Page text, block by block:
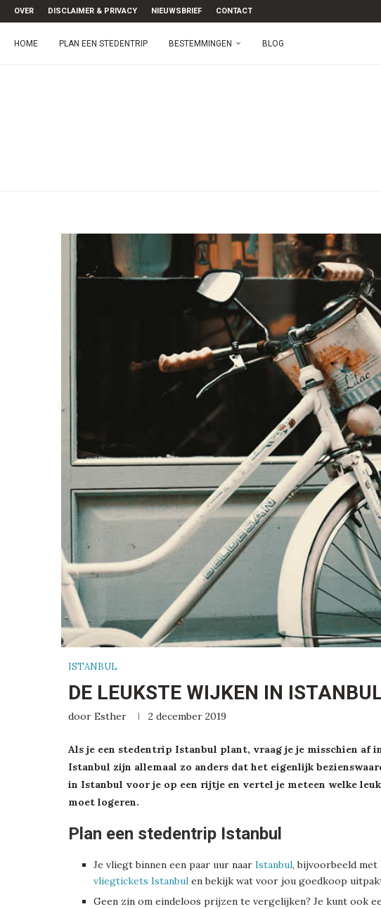
OVER DISCLAIMER & PRIVACY NIEUWSBRIEF CONTACT
HOME PLAN EEN STEDENTRIP BESTEMMINGEN BLOG
ISTANBUL
DE LEUKSTE WIJKEN IN
door Esther 2 december 2019
Als je een stedentrip Istanbul plant, vraag je je misschien af
Istanbul zijn allemaal zo anders dat het eigenlijk
in Istanbul voor je op een rijtje en vertel je meteen welke
moet logeren.
Plan een stedentrip Istanbul
Je vliegt binnen een paar uur naar Istanbul, bijvoorbeeld
vliegtickets Istanbul en bekijk wat voor jou goedkoop
Geen zin om eindeloos prijzen te vergelijken? Je kunt ook